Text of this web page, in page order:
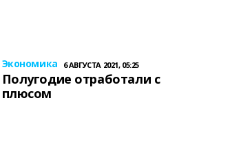
Экономика 6 АВГУСТА 2021, 05:25
Полугодие отработали с
плюсом